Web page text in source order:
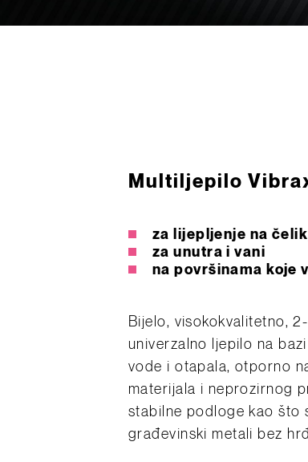
Multiljepilo
za lijepljenje na
za unutra i vani
na površinama koje
Bijelo, visokokvalitetno,
univerzalno ljepilo na
vode i otapala, otporno
materijala i neprozirnog
stabilne podloge kao što
građevinski metali bez